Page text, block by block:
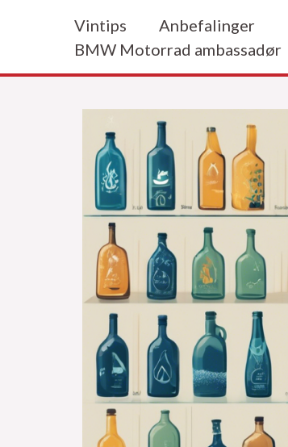
Vintips Anbefalinger
BMW Motorrad ambassadør